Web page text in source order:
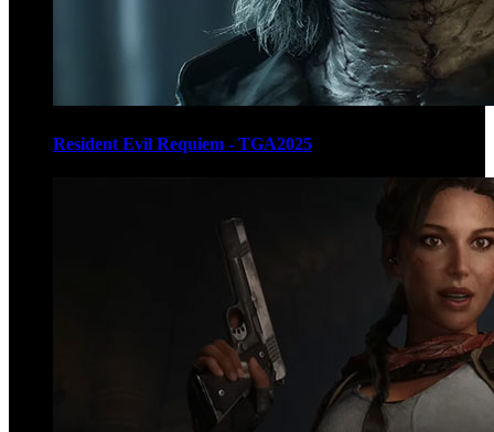
Resident Evil Requiem - TGA2025